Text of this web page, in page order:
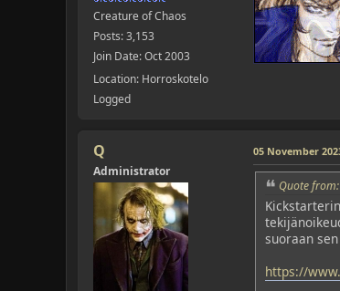
Creature of Chaos
Posts: 3,153
Join Date: Oct 2003
Location: Horroskotelo
Logged
Q
Administrator
05 November
Quote
suoraan
https://